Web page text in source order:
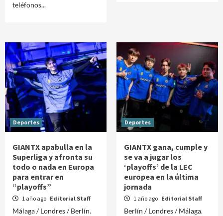
teléfonos...
Deportes
GIANTX apabulla en la
Superliga y afronta su
todo o nada en Europa
para entrar en
“playoffs”
1 año ago Editorial Staff
Málaga / Londres / Berlín.
Deportes
GIANTX gana, cumple y
se va a jugar los
‘playoffs’ de la LEC
europea en la última
jornada
1 año ago Editorial Staff
Berlín / Londres / Málaga.